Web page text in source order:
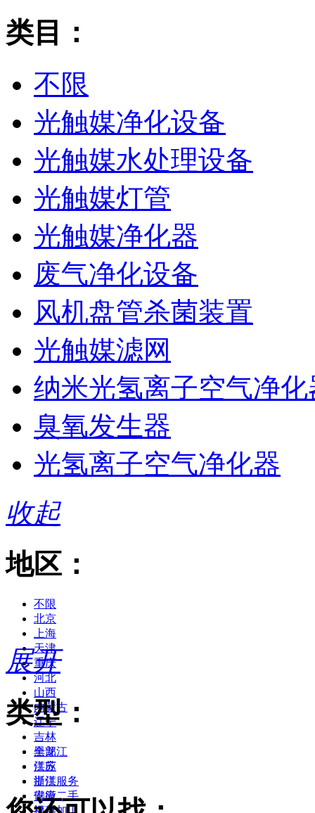
类目：
不限
光触媒净化设备
光触媒水处理设备
光触媒灯管
光触媒净化器
废气净化设备
风机盘管杀菌装置
光触媒滤网
纳米光氢离子空气净化
臭氧发生器
光氢离子空气净化器
收起
地区：
不限
北京
上海
天津
重庆
河北
山西
内蒙古
辽宁
吉林
黑龙江
江苏
浙江
安徽
福建
展开
类型：
全部
供应
提供服务
供应二手